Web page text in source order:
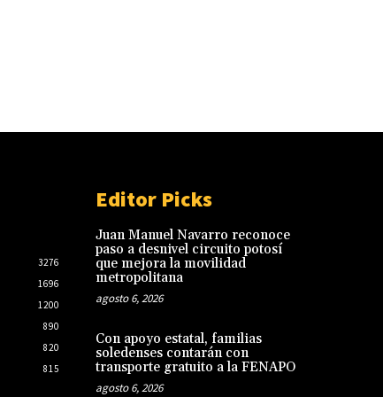
3276
1696
1200
890
820
815
Editor Picks
Juan Manuel Navarro reconoce
paso a desnivel circuito potosí
que mejora la movilidad
metropolitana
agosto 6, 2026
Con apoyo estatal, familias
soledenses contarán con
transporte gratuito a la FENAPO
agosto 6, 2026